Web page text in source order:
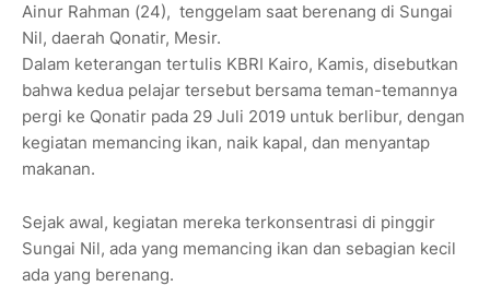
Ainur Rahman (24), tenggelam saat berenang di Sungai
Nil, daerah Qonatir, Mesir.
Dalam keterangan tertulis KBRI Kairo, Kamis, disebutkan
bahwa kedua pelajar tersebut bersama teman-temannya
pergi ke Qonatir pada 29 Juli 2019 untuk berlibur, dengan
kegiatan memancing ikan, naik kapal, dan menyantap
makanan.
Sejak awal, kegiatan mereka terkonsentrasi di pinggir
Sungai Nil, ada yang memancing ikan dan sebagian kecil
ada yang berenang.